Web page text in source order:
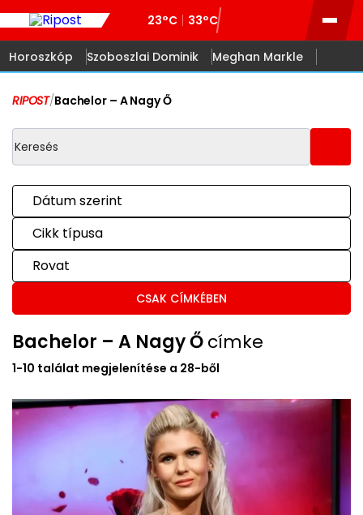
23°C 33°C
Horoszkóp Szoboszlai Dominik Meghan Markle
RIPOST/Bachelor – A Nagy Ő
Dátum szerint
Cikk típusa
Rovat
CSAK CÍMKÉBEN
Bachelor – A Nagy Őcímke
1-10 találat megjelenítése a 28-ből